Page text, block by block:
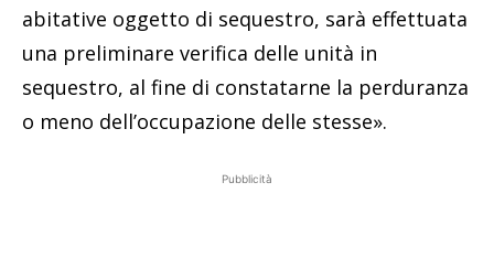
abitative oggetto di sequestro, sarà effettuata
una preliminare verifica delle unità in
sequestro, al fine di constatarne la perduranza
o meno dell’occupazione delle stesse».
Pubblicità